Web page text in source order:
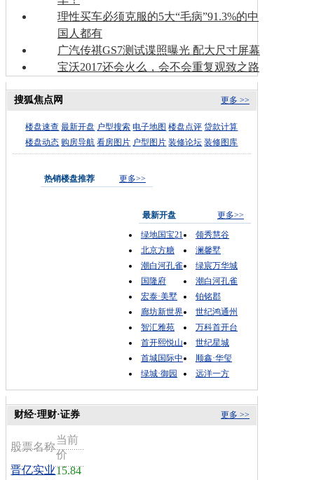
理性买车必须克服的5大“毛病”91.3%的中
国人都有
广汽传祺GS7测试谍照曝光 配大尺寸屏幕
宝沃2017还会火么，会不会重复观致之路
更多 >>
搜狐焦点网
楼盘速查 最新开盘 户型搜索 电子地图 楼盘点评 贷款计算
楼盘动态 购房导航 看房图片 户型图片 装修论坛 装修图库
热销楼盘推荐 更多>>
最新开盘
更多>>
绿地国宝21
领秀慧谷
北京方糖
澜馨墅
潮白河孔雀
绿宸万华城
国隆府
潮白河孔雀
宏泰·美墅
铂铭郡
廊坊新世界
世纪鸿通州
智汇雅苑
万科首开台
首开熙悦山
世纪星城
首城国际中
顺鑫·华玺
绿城·御园
远洋一方
更多 >>
财经·理财·证券
股票名称
当前
价
晋亿实业15.84